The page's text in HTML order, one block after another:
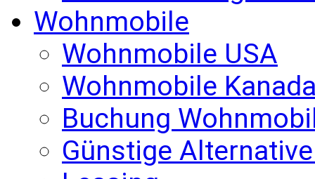
Wohnmobile
Wohnmobile USA
Wohnmobile
Buchung
Günstige